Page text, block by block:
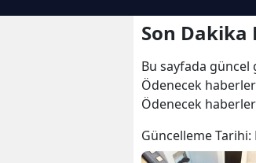
Son Dakika
Bu sayfada
Ödenecek
Ödenecek
Güncelleme Tarihi: